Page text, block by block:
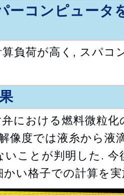
ーコンピュータ
負荷が高く, スパコ
における燃料微粒
像度では液糸から液
いことが判明した. 今
い格子での計算を